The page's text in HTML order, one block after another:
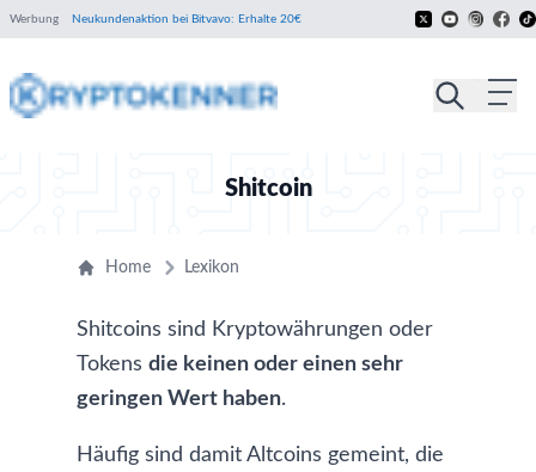
Werbung Neukundenaktion bei Bitvavo: Erhalte 20€
Shitcoin
Home Lexikon
Shitcoins sind Kryptowährungen oder
Tokens die keinen oder einen sehr
geringen Wert haben.
Häufig sind damit Altcoins gemeint, die